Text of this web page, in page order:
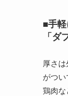
■手
「ダ
厚さ
がつい
鶏肉な